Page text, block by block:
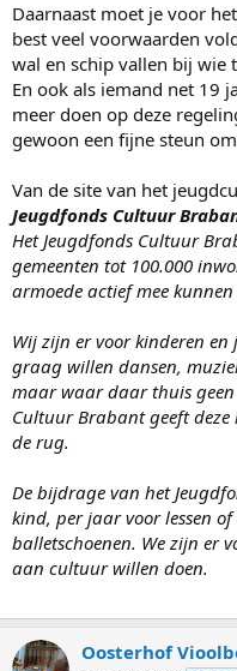
Daarnaast moet je voor
best veel voorwaarden
wal en schip vallen bij wie
En ook als iemand net 19
meer doen op deze
gewoon een fijne steun
Van de site van het
Jeugdfonds Cultuur
Het Jeugdfonds Cultuur
gemeenten tot 100.000
armoede actief mee
Wij zijn er voor kinderen
graag willen dansen,
maar waar daar thuis geen
Cultuur Brabant geeft
de rug.
De bijdrage van het
kind, per jaar voor lessen
balletschoenen. We zijn er
aan cultuur willen doen.
Oosterhof